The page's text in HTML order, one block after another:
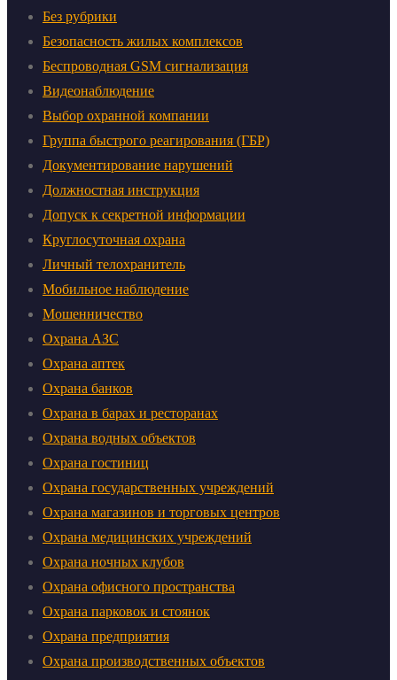
Без рубрики
Безопасность жилых комплексов
Беспроводная GSM сигнализация
Видеонаблюдение
Выбор охранной компании
Группа быстрого реагирования (ГБР)
Документирование нарушений
Должностная инструкция
Допуск к секретной информации
Круглосуточная охрана
Личный телохранитель
Мобильное наблюдение
Мошенничество
Охрана АЗС
Охрана аптек
Охрана банков
Охрана в барах и ресторанах
Охрана водных объектов
Охрана гостиниц
Охрана государственных учреждений
Охрана магазинов и торговых центров
Охрана медицинских учреждений
Охрана ночных клубов
Охрана офисного пространства
Охрана парковок и стоянок
Охрана предприятия
Охрана производственных объектов